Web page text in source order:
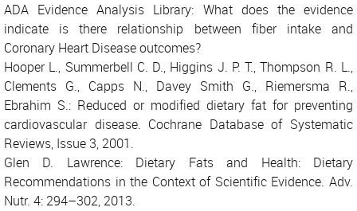
ADA Evidence Analysis Library: What does the evidence
indicate is there relationship between fiber intake and
Coronary Heart Disease outcomes?
Hooper L., Summerbell C. D., Higgins J. P. T., Thompson R. L.,
Clements G., Capps N., Davey Smith G., Riemersma R.,
Ebrahim S.: Reduced or modified dietary fat for preventing
cardiovascular disease. Cochrane Database of Systematic
Reviews, Issue 3, 2001.
Glen D. Lawrence: Dietary Fats and Health: Dietary
Recommendations in the Context of Scientific Evidence. Adv.
Nutr. 4: 294–302, 2013.